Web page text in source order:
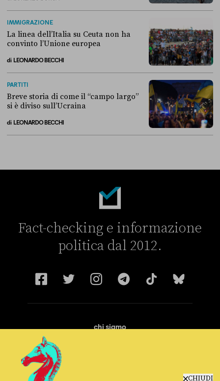
CHIUDI
IMMIGRAZIONE
La linea dell’Italia su Ceuta non ha
convinto l’Unione europea
di LEONARDO BECCHI
PARTITI
Breve storia di come il “campo largo”
si è diviso sull’Ucraina
di LEONARDO BECCHI
Fact-checking e informazione
politica dal 2012.
chi siamo